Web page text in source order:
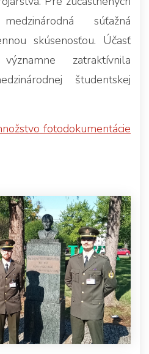
súťažná
skúsenosťou. Účasť
zatraktívnila
študentskej
fotodokumentácie